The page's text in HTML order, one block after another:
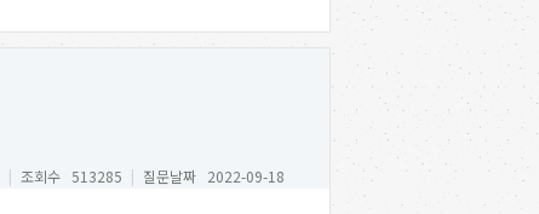
| 조회수 513285 | 질문날짜 2022-09-18